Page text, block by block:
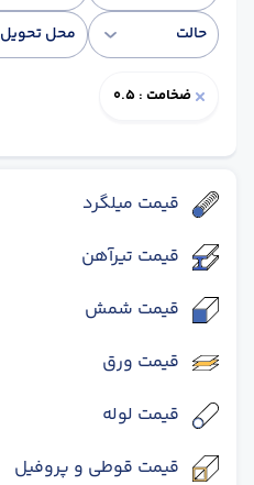
حالت
محل تحویل
ضخامت : 0.5
قیمت میلگرد
قیمت تیرآهن
قیمت شمش
قیمت ورق
قیمت لوله
قیمت قوطی و پروفیل